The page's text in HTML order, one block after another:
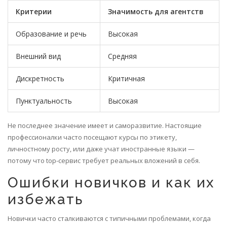
Критерии Значимость для агентств
Образование и речь Высокая
Внешний вид Средняя
Дискретность Критичная
Пунктуальность Высокая
Не последнее значение имеет и саморазвитие. Настоящие
профессионалки часто посещают курсы по этикету,
личностному росту, или даже учат иностранные языки —
потому что top-сервис требует реальных вложений в себя.
Ошибки новичков и как их
избежать
Новички часто сталкиваются с типичными проблемами, когда